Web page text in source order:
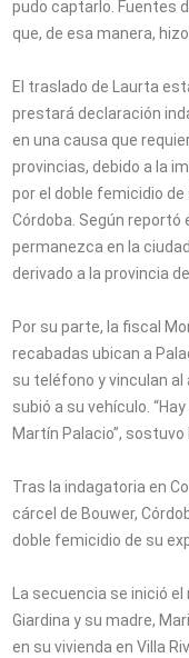
pudo captarlo. Fuentes
que, de esa manera,
El traslado de Laurta
prestará declaración
en una causa que
provincias, debido a la
por el doble femicidio
Córdoba. Según reportó
permanezca en la
derivado a la provincia
Por su parte, la fiscal
recabadas ubican a
su teléfono y vinculan
subió a su vehículo.
Martín Palacio”, sostuvo
Tras la indagatoria en
cárcel de Bouwer,
doble femicidio de su
La secuencia se inició
Giardina y su madre,
en su vivienda en Villa